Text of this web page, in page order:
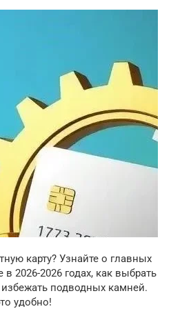
карту? Узнайте о главных
2026-2026 годах, как выбрать
подводных камней.
удобно!